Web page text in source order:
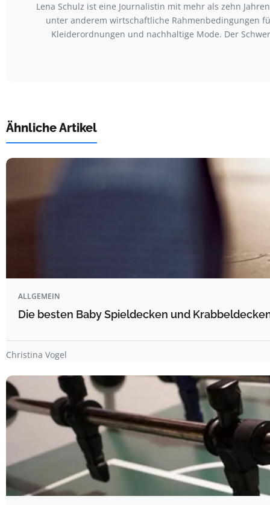
Lena Schulz ist eine Journalistin mit mehr als zehn
unter anderem wirtschaftliche Rahmenbedingungen
Kleiderordnungen und nachhaltige Mode. Der
Ähnliche Artikel
ALLGEMEIN
Die besten Baby Spieldecken und
Christina Vogel